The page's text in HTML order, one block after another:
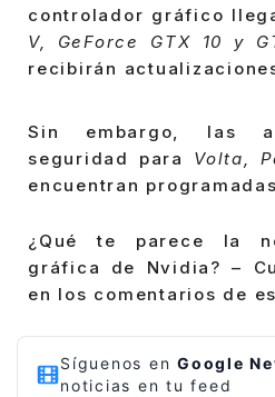
controlador gráfico
V, GeForce GTX 10 y
recibirán
Sin embargo, las
seguridad para Volta,
encuentran
¿Qué te parece la
gráfica de Nvidia? –
en los comentarios de
Síguenos en Google
noticias en tu feed